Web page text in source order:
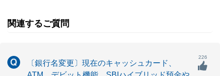
関連するご質問
〔銀行名変更〕現在のキャッシュカード、
226